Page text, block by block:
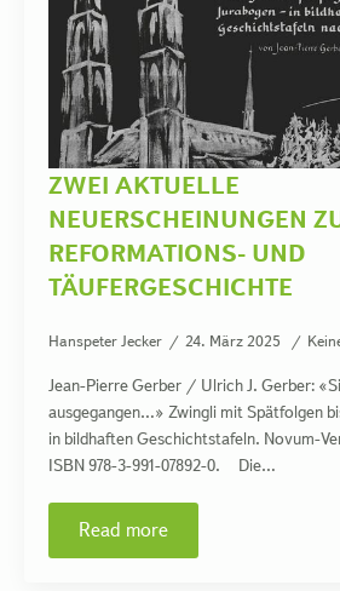
ZWEI AKTUELLE
NEUERSCHEINUNGEN
REFORMATIONS- UND
TÄUFERGESCHICHTE
Hanspeter Jecker 24. März 2025
Jean-Pierre Gerber / Ulrich J. Gerber:
ausgegangen…» Zwingli mit Spätfolgen
in bildhaften Geschichtstafeln. Novum-
ISBN 978-3-991-07892-0. Die…
Read more